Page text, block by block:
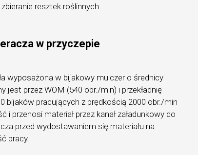
resztek roślinnych.
w przyczepie
wyposażona w bijakowy mulczer o średnicy
jest przez WOM (540 obr./min) i przekładnię
bijaków pracujących z prędkością 2000 obr./min
i przenosi materiał przez kanał załadunkowy do
przed wydostawaniem się materiału na
pracy.